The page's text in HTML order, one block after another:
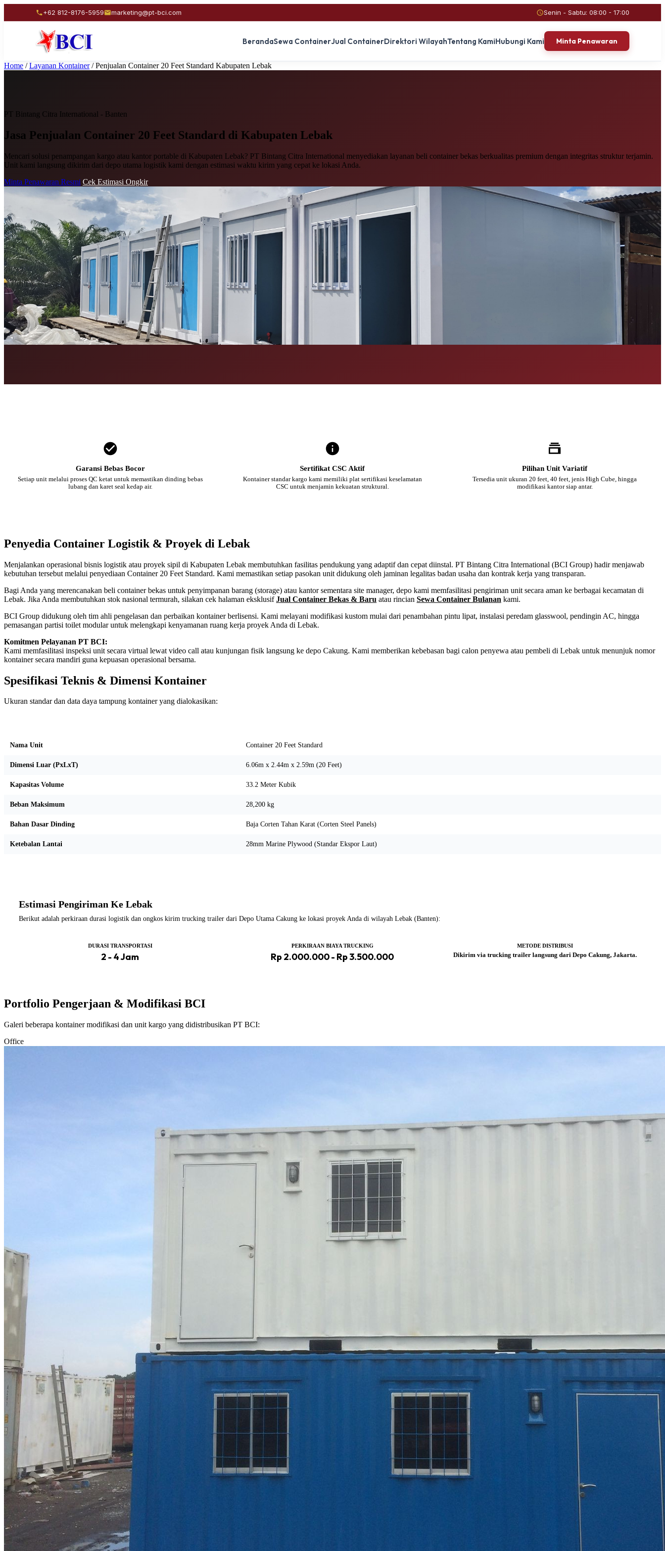
+62 812-8176-5959 marketing@pt-bci.com Senin - Sabtu: 08:00 - 17:00
BerandaSewa ContainerJual ContainerDirektori WilayahTentang KamiHubungi Kami Minta Penawaran
Home / Layanan Kontainer / Penjualan Container 20 Feet Standard Kabupaten Lebak
PT Bintang Citra International - Banten
Jasa Penjualan Container 20 Feet Standard di Kabupaten Lebak
Mencari solusi penampangan kargo atau kantor portable di Kabupaten Lebak? PT Bintang Citra International menyediakan layanan beli container bekas berkualitas premium dengan integritas struktur terjamin.
Unit kami langsung dikirim dari depo utama logistik kami dengan estimasi waktu kirim yang cepat ke lokasi Anda.
Minta Penawaran Resmi Cek Estimasi Ongkir
Garansi Bebas Bocor
Setiap unit melalui proses QC ketat untuk memastikan dinding bebas
lubang dan karet seal kedap air.
Sertifikat CSC Aktif
Kontainer standar kargo kami memiliki plat sertifikasi keselamatan
CSC untuk menjamin kekuatan struktural.
Pilihan Unit Variatif
Tersedia unit ukuran 20 feet, 40 feet, jenis High Cube, hingga
modifikasi kantor siap antar.
Penyedia Container Logistik & Proyek di Lebak
Menjalankan operasional bisnis logistik atau proyek sipil di Kabupaten Lebak membutuhkan fasilitas pendukung yang adaptif dan cepat diinstal. PT Bintang Citra International (BCI Group) hadir menjawab
kebutuhan tersebut melalui penyediaan Container 20 Feet Standard. Kami memastikan setiap pasokan unit didukung oleh jaminan legalitas badan usaha dan kontrak kerja yang transparan.
Bagi Anda yang merencanakan beli container bekas untuk penyimpanan barang (storage) atau kantor sementara site manager, depo kami memfasilitasi pengiriman unit secara aman ke berbagai kecamatan di
Lebak. Jika Anda membutuhkan stok nasional termurah, silakan cek halaman eksklusifJual Container Bekas & Baru atau rincian Sewa Container Bulanan kami.
BCI Group didukung oleh tim ahli pengelasan dan perbaikan kontainer berlisensi. Kami melayani modifikasi kustom mulai dari penambahan pintu lipat, instalasi peredam glasswool, pendingin AC, hingga
pemasangan partisi toilet modular untuk melengkapi kenyamanan ruang kerja proyek Anda di Lebak.
Komitmen Pelayanan PT BCI:
Kami memfasilitasi inspeksi unit secara virtual lewat video call atau kunjungan fisik langsung ke depo Cakung. Kami memberikan kebebasan bagi calon penyewa atau pembeli di Lebak untuk menunjuk nomor
kontainer secara mandiri guna kepuasan operasional bersama.
Spesifikasi Teknis & Dimensi Kontainer
Ukuran standar dan data daya tampung kontainer yang dialokasikan:
Nama Unit Container 20 Feet Standard
Dimensi Luar (PxLxT) 6.06m x 2.44m x 2.59m (20 Feet)
Kapasitas Volume 33.2 Meter Kubik
Beban Maksimum 28,200 kg
Bahan Dasar Dinding Baja Corten Tahan Karat (Corten Steel Panels)
Ketebalan Lantai 28mm Marine Plywood (Standar Ekspor Laut)
Estimasi Pengiriman Ke Lebak
Berikut adalah perkiraan durasi logistik dan ongkos kirim trucking trailer dari Depo Utama Cakung ke lokasi proyek Anda di wilayah Lebak (Banten):
DURASI TRANSPORTASI
2 - 4 Jam
PERKIRAAN BIAYA TRUCKING
Rp 2.000.000 - Rp 3.500.000
METODE DISTRIBUSI
Dikirim via trucking trailer langsung dari Depo Cakung, Jakarta.
Portfolio Pengerjaan & Modifikasi BCI
Galeri beberapa kontainer modifikasi dan unit kargo yang didistribusikan PT BCI:
Office